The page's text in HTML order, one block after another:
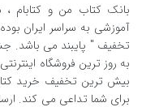
بانک کتاب من و کتابام ،
آموزشی به سراسر ایران
تخفیف " پایبند می باشد.
به روز ترین فروشگاه
بیش ترین تخفیف خرید